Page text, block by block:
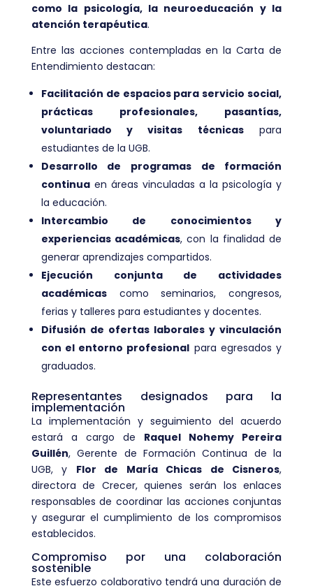
como la psicología, la neuroeducación y la
atención terapéutica.
Entre las acciones contempladas en la Carta de
Entendimiento destacan:
Facilitación de espacios para servicio social,
prácticas profesionales, pasantías,
voluntariado y visitas técnicaspara
estudiantes de la UGB.
Desarrollo de programas de formación
continuaen áreas vinculadas a la psicología y
la educación.
Intercambio de conocimientos y
experiencias académicas, con la finalidad de
generar aprendizajes compartidos.
Ejecución conjunta de actividades
académicascomo seminarios, congresos,
ferias y talleres para estudiantes y docentes.
Difusión de ofertas laborales y vinculación
con el entorno profesional para egresados y
graduados.
Representantes designados para la
implementación
La implementación y seguimiento del acuerdo
estará a cargo de Raquel Nohemy Pereira
Guillén, Gerente de Formación Continua de la
UGB, y Flor de María Chicas de Cisneros,
directora de Crecer, quienes serán los enlaces
responsables de coordinar las acciones conjuntas
y asegurar el cumplimiento de los compromisos
establecidos.
Compromiso por una colaboración
sostenible
Este esfuerzo colaborativo tendrá una duración de